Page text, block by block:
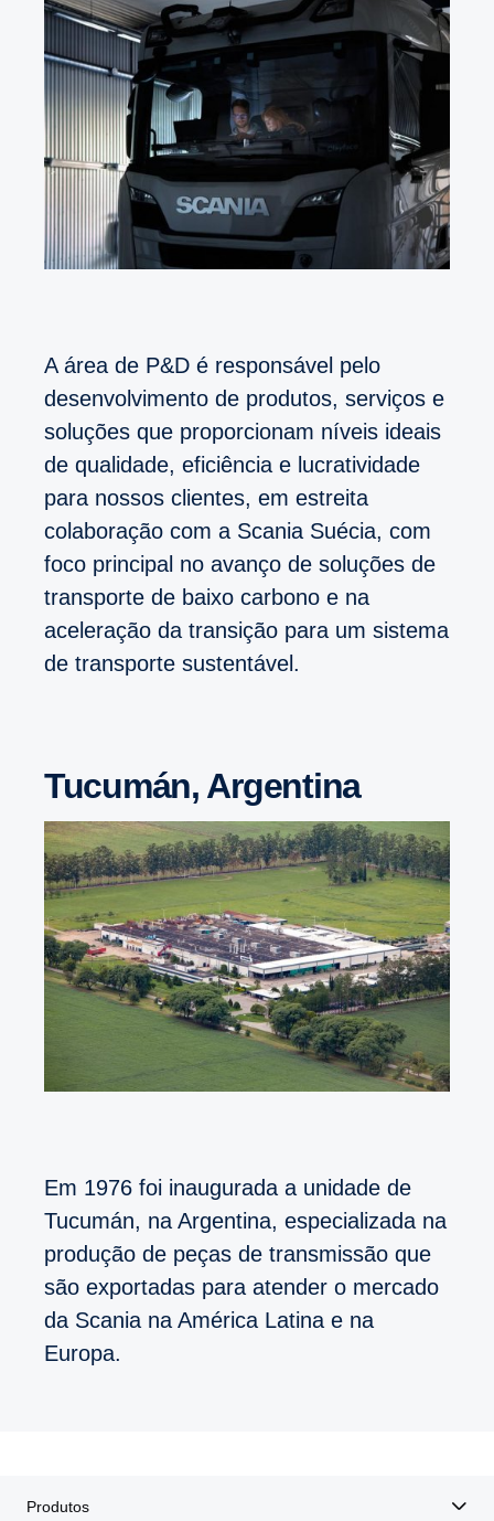
A área de P&D é responsável pelo
desenvolvimento de produtos, serviços e
soluções que proporcionam níveis ideais
de qualidade, eficiência e lucratividade
para nossos clientes, em estreita
colaboração com a Scania Suécia, com
foco principal no avanço de soluções de
transporte de baixo carbono e na
aceleração da transição para um sistema
de transporte sustentável.
Tucumán, Argentina
Em 1976 foi inaugurada a unidade de
Tucumán, na Argentina, especializada na
produção de peças de transmissão que
são exportadas para atender o mercado
da Scania na América Latina e na
Europa.
Produtos